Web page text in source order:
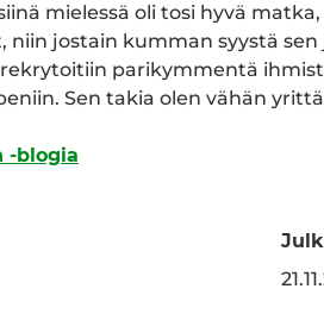
mielessä oli tosi hyvä
niin jostain kumman syystä
parikymmentä
Sen takia olen vähän
-blogia